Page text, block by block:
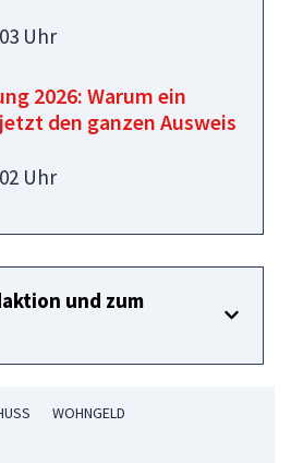
Uhr
2026: Warum ein
den ganzen Ausweis
Uhr
und zum
WOHNGELD